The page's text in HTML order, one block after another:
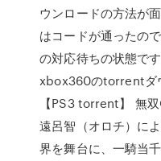
ウンロードの方法が
はコードが通ったの
の対応待ちの状態で
xbox360のtorrentダ
【PS3 torrent】 無
遠呂智（オロチ）に
界を舞台に、一騎当